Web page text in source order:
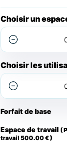
Choisir un
Choisir les
Forfait de base
Espace de travail (
travail 500.00 € )